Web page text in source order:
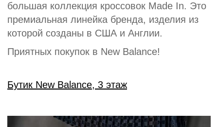
большая коллекция кроссовок Made In. Это
премиальная линейка бренда, изделия из
которой созданы в США и Англии.
Приятных покупок в New Balance!
Бутик New Balance, 3 этаж